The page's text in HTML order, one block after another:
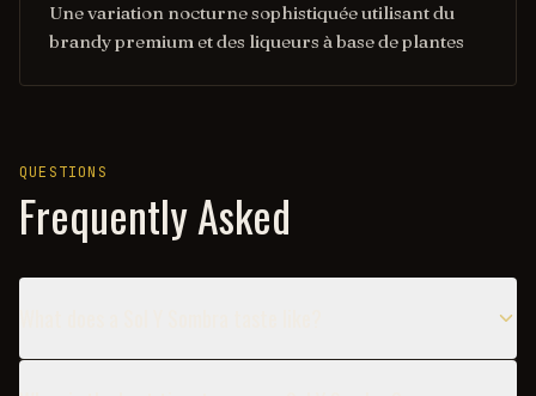
Une variation nocturne sophistiquée utilisant du
brandy premium et des liqueurs à base de plantes
QUESTIONS
Frequently Asked